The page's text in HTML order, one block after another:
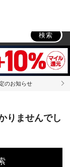
検索
のお知らせ
りませんでし